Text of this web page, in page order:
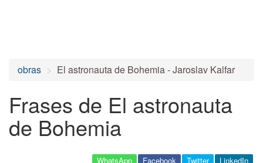
obras El astronauta de Bohemia - Jaroslav Kalfar
Frases de El astronauta
de Bohemia
LinkedIn
Twitter
Facebook
WhatsApp